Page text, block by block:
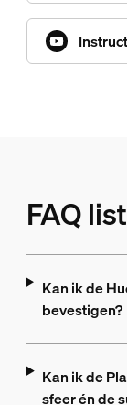
FAQ list
Kan ik de
bevestigen?
Kan ik de
sfeer én de